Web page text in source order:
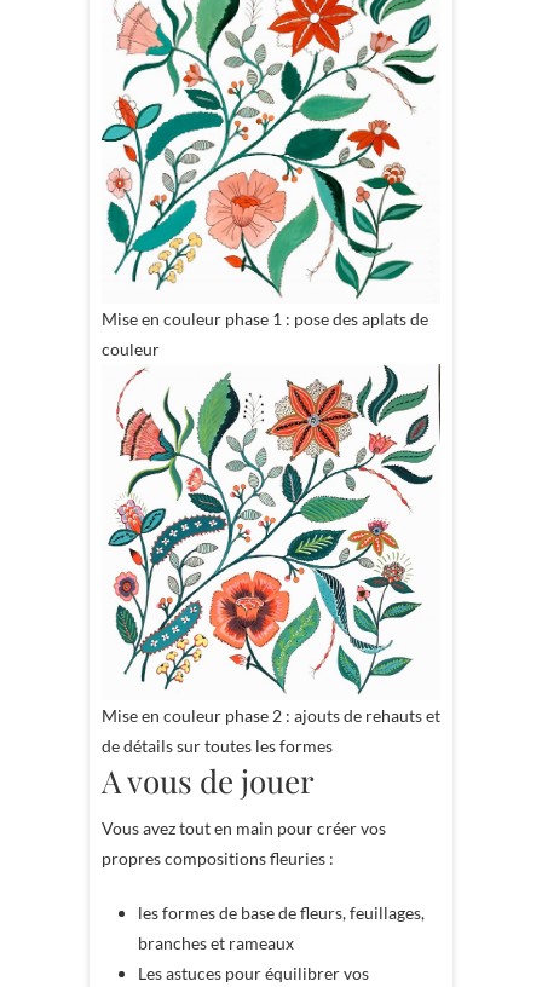
Mise en couleur phase 1 : pose des aplats de
couleur
Mise en couleur phase 2 : ajouts de rehauts et
de détails sur toutes les formes
A vous de jouer
Vous avez tout en main pour créer vos
propres compositions fleuries :
les formes de base de fleurs, feuillages,
branches et rameaux
Les astuces pour équilibrer vos